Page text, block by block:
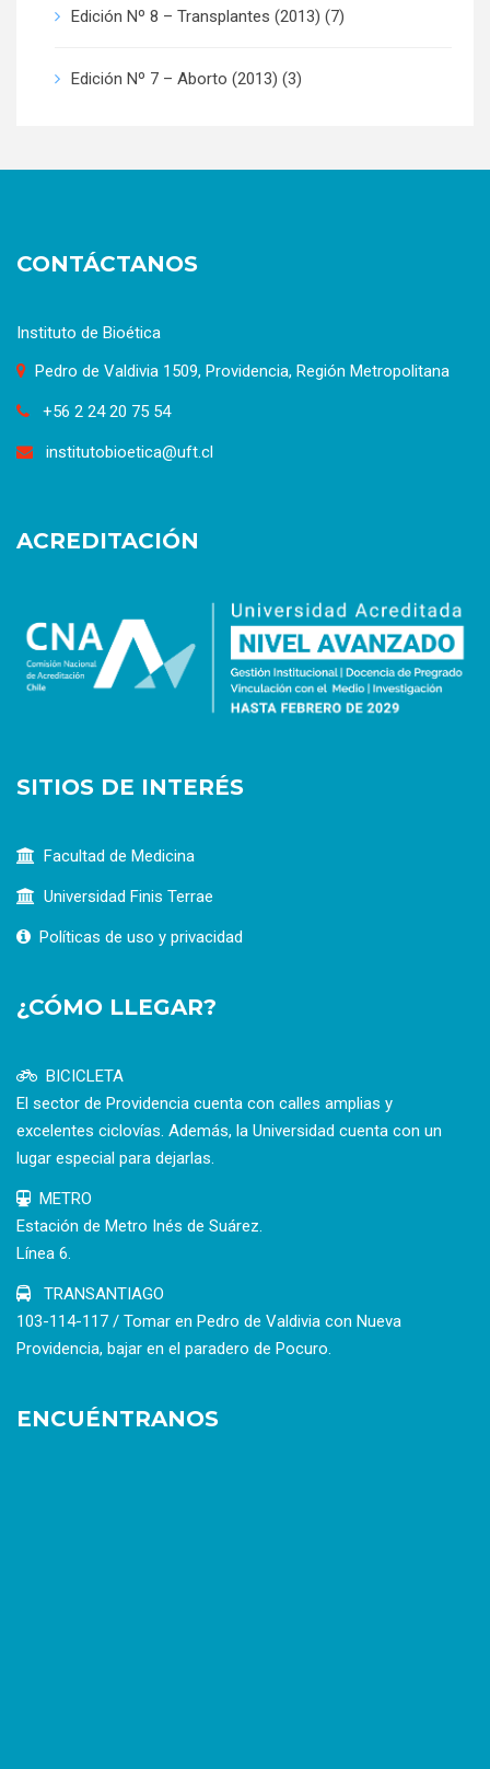
Edición Nº 8 – Transplantes (2013) (7)
Edición Nº 7 – Aborto (2013) (3)
CONTÁCTANOS
Instituto de Bioética
Pedro de Valdivia 1509, Providencia, Región Metropolitana
+56 2 24 20 75 54
institutobioetica@uft.cl
ACREDITACIÓN
SITIOS DE INTERÉS
Facultad de Medicina
Universidad Finis Terrae
Políticas de uso y privacidad
¿CÓMO LLEGAR?
BICICLETA
El sector de Providencia cuenta con calles amplias y
excelentes ciclovías. Además, la Universidad cuenta con un
lugar especial para dejarlas.
METRO
Estación de Metro Inés de Suárez.
Línea 6.
TRANSANTIAGO
103-114-117 / Tomar en Pedro de Valdivia con Nueva
Providencia, bajar en el paradero de Pocuro.
ENCUÉNTRANOS